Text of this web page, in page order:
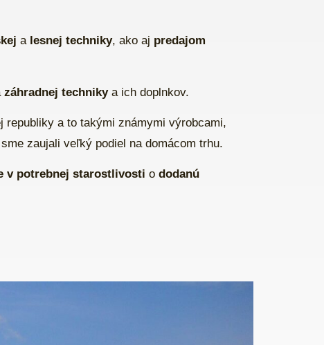
alesnej techniky, ako aj predajom
záhradnej technikya ich doplnkov.
republiky a to takými známymi výrobcami,
zaujali veľký podiel na domácom trhu.
v potrebnej starostlivosti o dodanú